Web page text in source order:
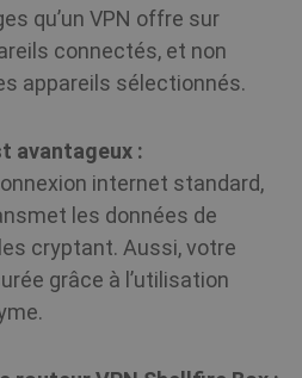
qu’un VPN offre sur
connectés, et non
appareils sélectionnés.
avantageux :
internet standard,
les données de
cryptant. Aussi, votre
grâce à l’utilisation